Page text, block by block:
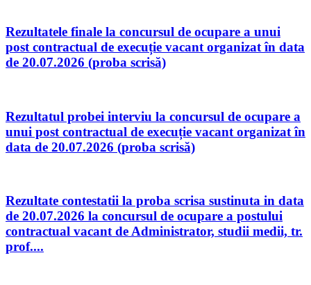
Rezultatele finale la concursul de ocupare a unui
post contractual de execuție vacant organizat în data
de 20.07.2026 (proba scrisă)
Rezultatul probei interviu la concursul de ocupare a
unui post contractual de execuție vacant organizat în
data de 20.07.2026 (proba scrisă)
Rezultate contestatii la proba scrisa sustinuta in data
de 20.07.2026 la concursul de ocupare a postului
contractual vacant de Administrator, studii medii, tr.
prof....